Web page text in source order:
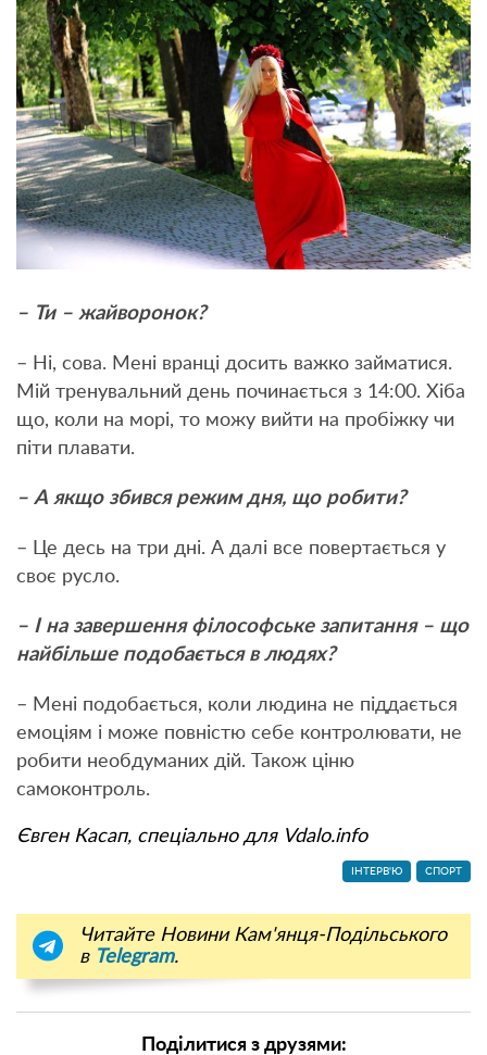
– Ти – жайворонок?
– Ні, сова. Мені вранці досить важко займатися.
Мій тренувальний день починається з 14:00. Хіба
що, коли на морі, то можу вийти на пробіжку чи
піти плавати.
– А якщо збився режим дня, що робити?
– Це десь на три дні. А далі все повертається у
своє русло.
– І на завершення філософське запитання – що
найбільше подобається в людях?
– Мені подобається, коли людина не піддається
емоціям і може повністю себе контролювати, не
робити необдуманих дій. Також ціню
самоконтроль.
Євген Касап, спеціально для Vdalo.info
ІНТЕРВ'Ю СПОРТ
Читайте Новини Кам'янця-Подільського
в Telegram.
Поділитися з друзями: